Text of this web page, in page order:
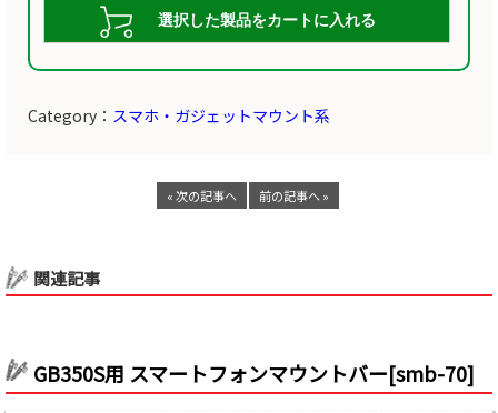
Category： スマホ・ガジェットマウント系
« 次の記事へ 前の記事へ »
関連記事
GB350S用 スマートフォンマウントバー[smb-70]